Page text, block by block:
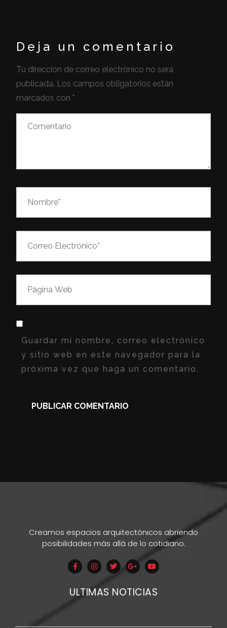
Deja un comentario
Tu dirección de correo electrónico no será
publicada. Los campos obligatorios están
marcados con *
Guardar mi nombre, correo electrónico
y sitio web en este navegador para la
próxima vez que haga un comentario.
Creamos espacios arquitectónicos abriendo
posibilidades más allá de lo cotidiano.
ULTIMAS NOTICIAS